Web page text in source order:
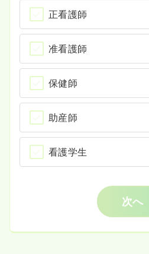
正看護師
准看護師
保健師
助産師
看護学生
次へ